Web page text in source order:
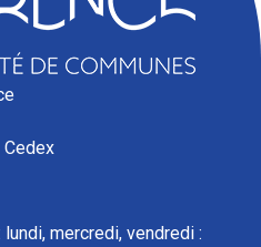
lundi, mercredi, vendredi :